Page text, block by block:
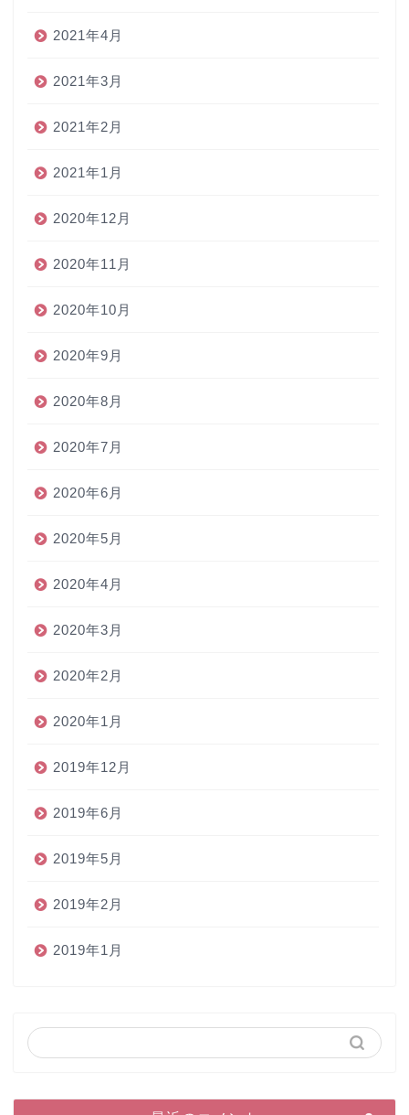
2021年4月
2021年3月
2021年2月
2021年1月
2020年12月
2020年11月
2020年10月
2020年9月
2020年8月
2020年7月
2020年6月
2020年5月
2020年4月
2020年3月
2020年2月
2020年1月
2019年12月
2019年6月
2019年5月
2019年2月
2019年1月
インク